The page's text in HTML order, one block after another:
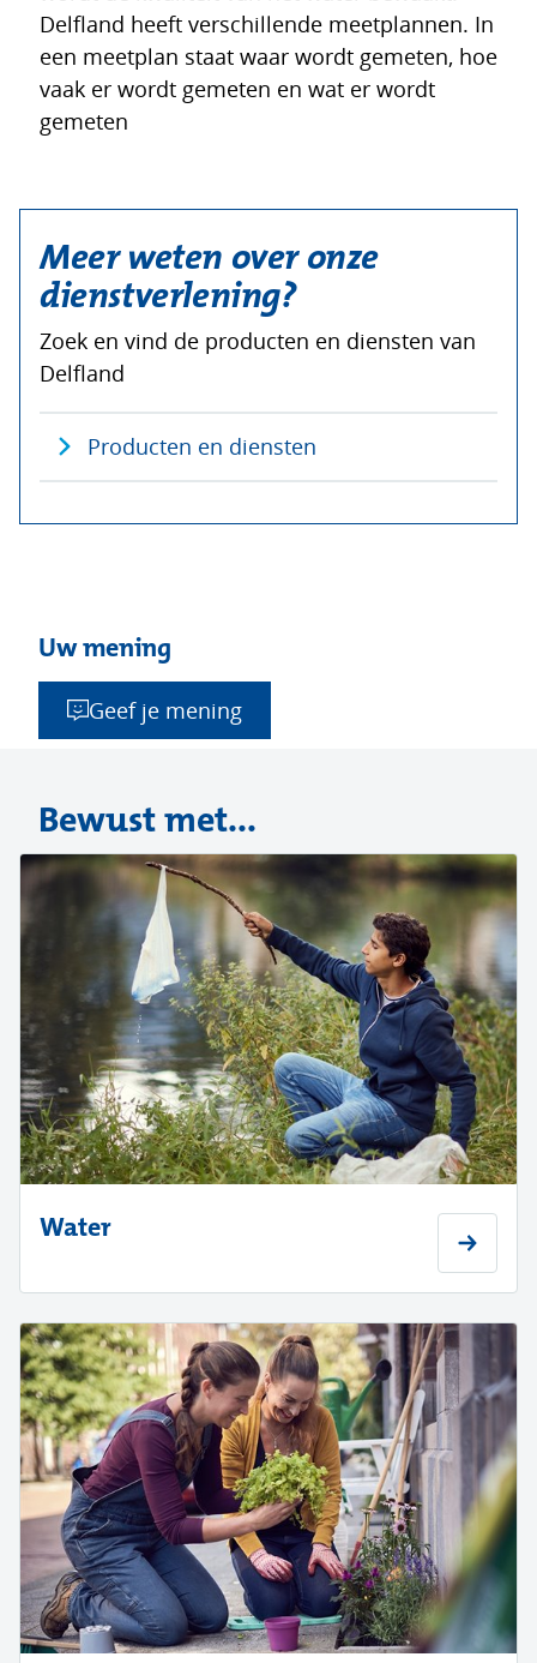
Delfland heeft verschillende meetplannen. In
een meetplan staat waar wordt gemeten, hoe
vaak er wordt gemeten en wat er wordt
gemeten
Meer weten over onze
dienstverlening?
Zoek en vind de producten en diensten van
Delfland
Producten en diensten
Uw mening
Geef je mening
Bewust met...
Water